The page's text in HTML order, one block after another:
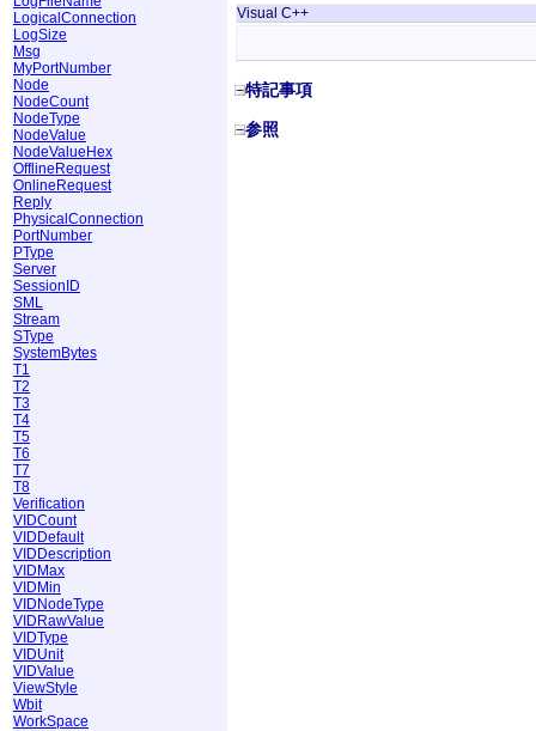
LogicalConnection
LogSize
Msg
MyPortNumber
Node
NodeCount
NodeType
NodeValue
NodeValueHex
OfflineRequest
OnlineRequest
Reply
PhysicalConnection
PortNumber
PType
Server
SessionID
SML
Stream
SType
SystemBytes
T1
T2
T3
T4
T5
T6
T7
T8
Verification
VIDCount
VIDDefault
VIDDescription
VIDMax
VIDMin
VIDNodeType
VIDRawValue
VIDType
VIDUnit
VIDValue
ViewStyle
Wbit
WorkSpace
Visual C++
特記事項
参照